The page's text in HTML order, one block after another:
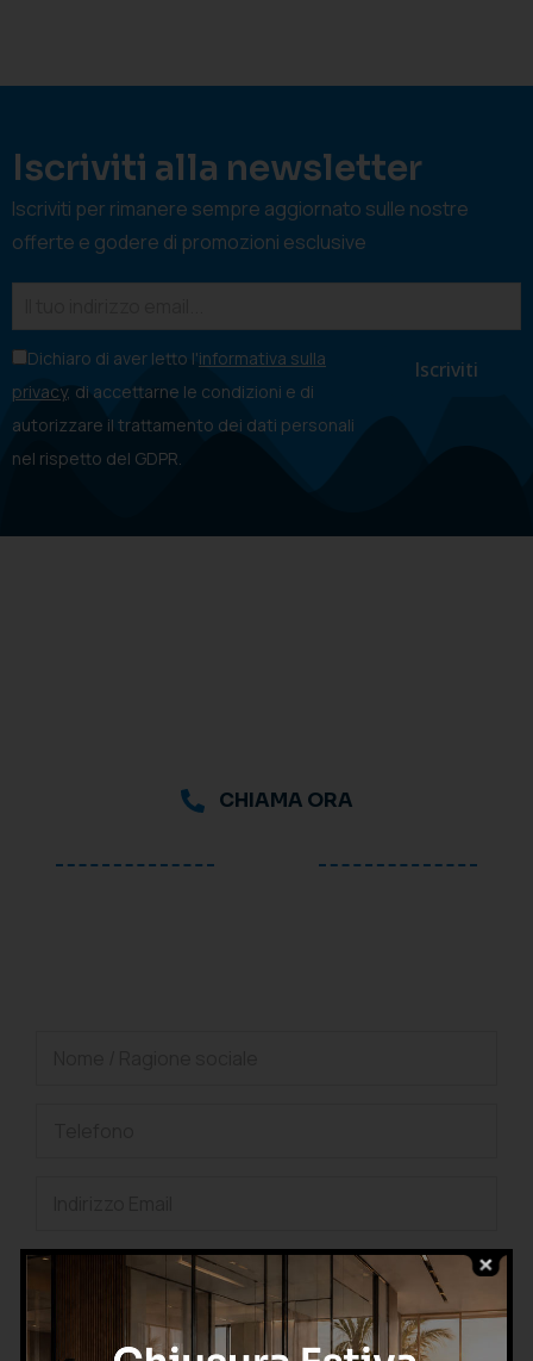
Iscriviti alla newsletter
Iscriviti per rimanere sempre aggiornato sulle nostre
offerte e godere di promozioni esclusive
Dichiaro di aver letto l'informativa sulla
privacy, di accettarne le condizioni e di
autorizzare il trattamento dei dati personali
nel rispetto del GDPR.
CHIAMA ORA